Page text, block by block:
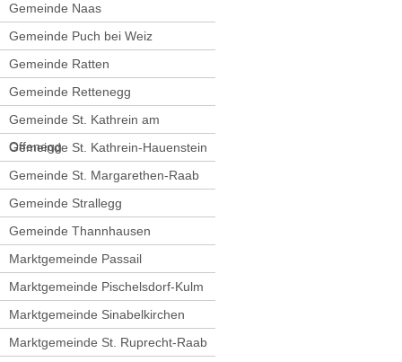
Gemeinde Naas
Gemeinde Puch bei Weiz
Gemeinde Ratten
Gemeinde Rettenegg
Gemeinde St. Kathrein am
Offenegg
Gemeinde St. Kathrein-Hauenstein
Gemeinde St. Margarethen-Raab
Gemeinde Strallegg
Gemeinde Thannhausen
Marktgemeinde Passail
Marktgemeinde Pischelsdorf-Kulm
Marktgemeinde Sinabelkirchen
Marktgemeinde St. Ruprecht-Raab